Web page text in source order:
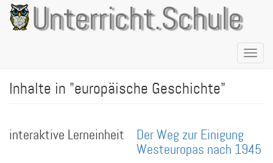
Direkt
zum
Inhalt
Unterricht.Schule
Inhalte in "europäische Geschichte"
interaktive Lerneinheit
Der Weg zur Einigung
Westeuropas nach 1945